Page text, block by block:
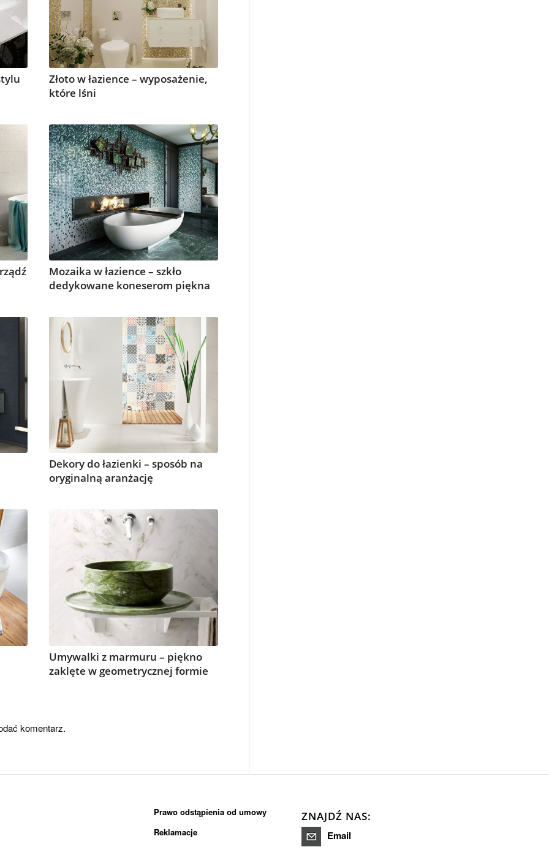
Złoto w łazience – wyposażenie,
które lśni
Mozaika w łazience – szkło
dedykowane koneserom piękna
Dekory do łazienki – sposób na
oryginalną aranżację
Umywalki z marmuru – piękno
zaklęte w geometrycznej formie
komentarz.
Prawo odstąpienia od umowy
Reklamacje
ZNAJDŹ NAS:
Email